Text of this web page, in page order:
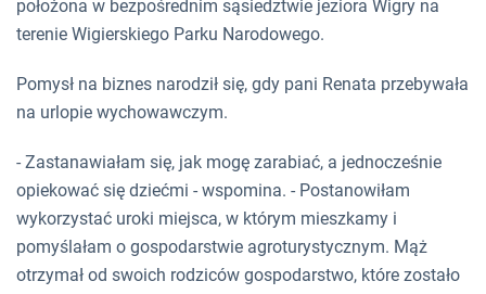
położona w bezpośrednim sąsiedztwie jeziora Wigry na
terenie Wigierskiego Parku Narodowego.
Pomysł na biznes narodził się, gdy pani Renata przebywała
na urlopie wychowawczym.
- Zastanawiałam się, jak mogę zarabiać, a jednocześnie
opiekować się dziećmi - wspomina. - Postanowiłam
wykorzystać uroki miejsca, w którym mieszkamy i
pomyślałam o gospodarstwie agroturystycznym. Mąż
otrzymał od swoich rodziców gospodarstwo, które zostało